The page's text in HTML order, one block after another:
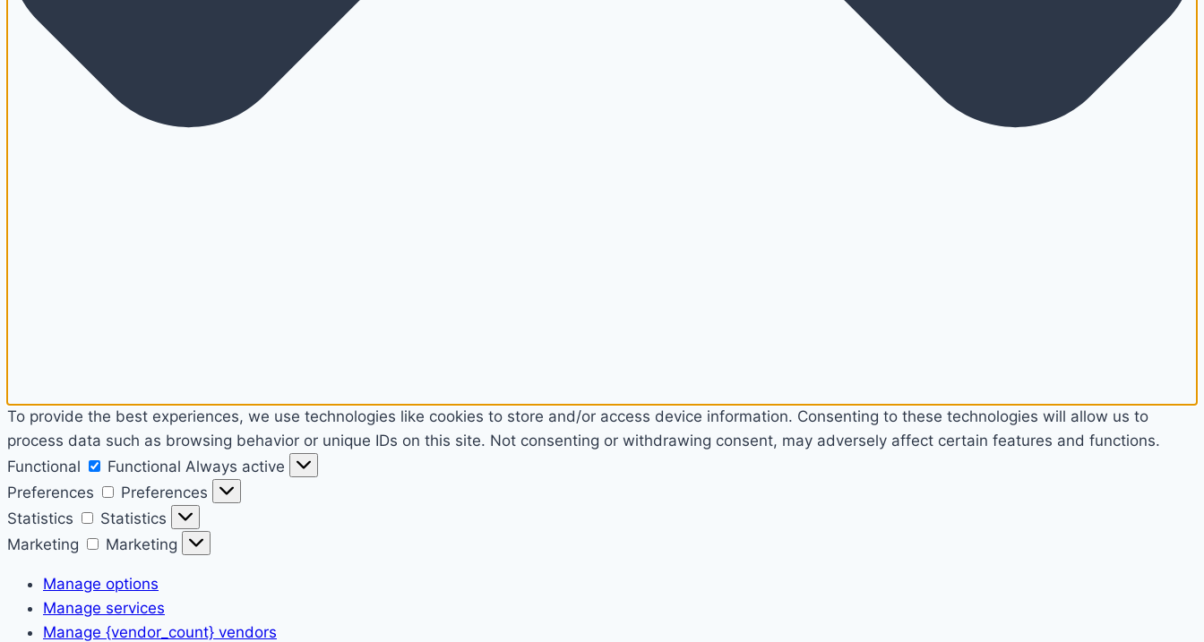
To provide the best experiences, we use technologies like cookies to store and/or access device information. Consenting to these technologies will allow us to
process data such as browsing behavior or unique IDs on this site. Not consenting or withdrawing consent, may adversely affect certain features and functions.
Functional
Functional Always active
Preferences
Preferences
Statistics
Statistics
Marketing
Marketing
Manage options
Manage services
Manage {vendor_count} vendors